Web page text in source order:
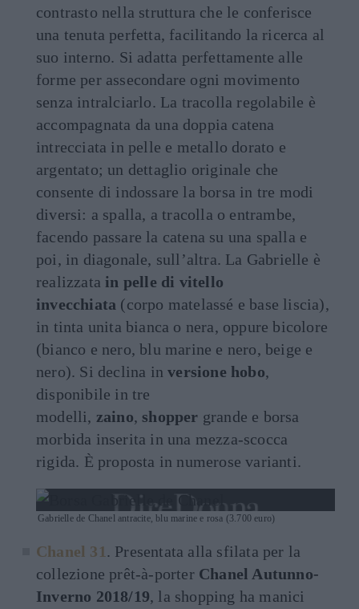
contrasto nella struttura che le conferisce
una tenuta perfetta, facilitando la ricerca al
suo interno. Si adatta perfettamente alle
forme per assecondare ogni movimento
senza intralciarlo. La tracolla regolabile è
accompagnata da una doppia catena
intrecciata in pelle e metallo dorato e
argentato; un dettaglio originale che
consente di indossare la borsa in tre modi
diversi: a spalla, a tracolla o entrambe,
facendo passare la catena su una spalla e
poi, in diagonale, sull’altra. La Gabrielle è
realizzata in pelle di vitello
invecchiata (corpo matelassé e base liscia),
in tinta unita bianca o nera, oppure bicolore
(bianco e nero, blu marine e nero, beige e
nero). Si declina inversione hobo,
disponibile in tre
modelli, zaino, shopper grande e borsa
morbida inserita in una mezza-scocca
rigida. È proposta in numerose varianti.
Gabrielle de Chanel antracite, blu marine e rosa (3.700 euro)
Chanel 31. Presentata alla sfilata per la
collezione prêt-à-porter Chanel Autunno-
Inverno 2018/19, la shopping ha manici